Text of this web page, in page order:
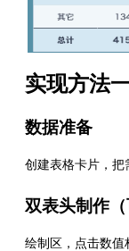
实现方法
数据准备
创建表格卡片，把
双表头制作（
绘制区，点击数值